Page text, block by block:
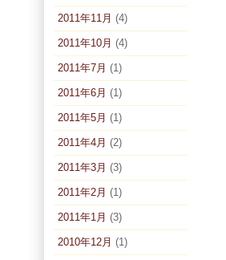
2011年11月 (4)
2011年10月 (4)
2011年7月 (1)
2011年6月 (1)
2011年5月 (1)
2011年4月 (2)
2011年3月 (3)
2011年2月 (1)
2011年1月 (3)
2010年12月 (1)